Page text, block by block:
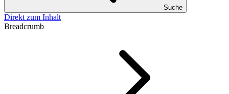
Suche
Direkt zum Inhalt
Breadcrumb